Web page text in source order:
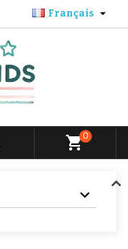
Français 
shopping_cart0